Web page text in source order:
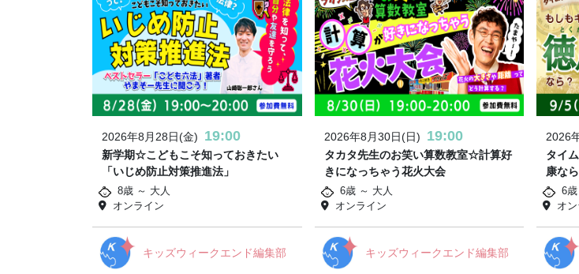
2026年8月28日(金) 19:00
新学期☆こどもこそ知っておきたい
「いじめ防止対策推進法」
8歳 ～ 大人
オンライン
キッズウィークエンド編集部
2026年8月30日(日) 19:00
タカタ先生のお笑い算数教室☆計算好
きになっちゃう花火大会
6歳 ～ 大人
オンライン
キッズウィークエンド編集部
2026
タイ
康な
6
オ